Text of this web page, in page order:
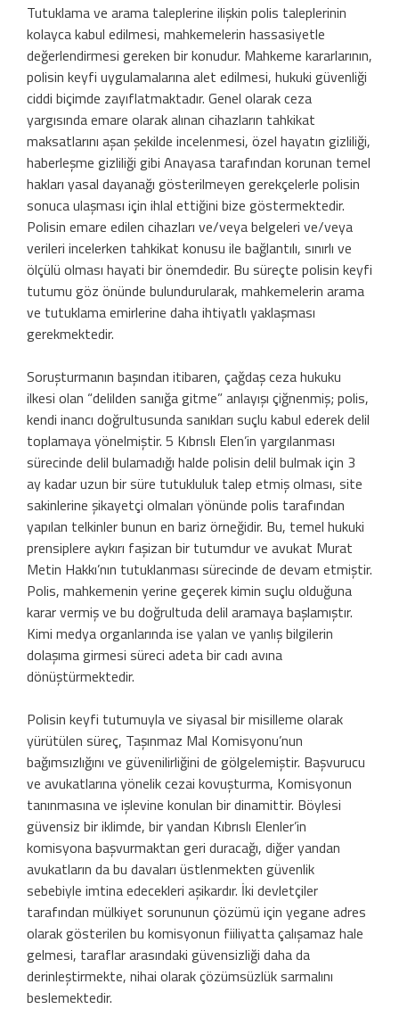
Tutuklama ve arama taleplerine ilişkin polis taleplerinin
kolayca kabul edilmesi, mahkemelerin hassasiyetle
değerlendirmesi gereken bir konudur. Mahkeme kararlarının,
polisin keyfi uygulamalarına alet edilmesi, hukuki güvenliği
ciddi biçimde zayıflatmaktadır. Genel olarak ceza
yargısında emare olarak alınan cihazların tahkikat
maksatlarını aşan şekilde incelenmesi, özel hayatın gizliliği,
haberleşme gizliliği gibi Anayasa tarafından korunan temel
hakları yasal dayanağı gösterilmeyen gerekçelerle polisin
sonuca ulaşması için ihlal ettiğini bize göstermektedir.
Polisin emare edilen cihazları ve/veya belgeleri ve/veya
verileri incelerken tahkikat konusu ile bağlantılı, sınırlı ve
ölçülü olması hayati bir önemdedir. Bu süreçte polisin keyfi
tutumu göz önünde bulundurularak, mahkemelerin arama
ve tutuklama emirlerine daha ihtiyatlı yaklaşması
gerekmektedir.
Soruşturmanın başından itibaren, çağdaş ceza hukuku
ilkesi olan “delilden sanığa gitme” anlayışı çiğnenmiş; polis,
kendi inancı doğrultusunda sanıkları suçlu kabul ederek delil
toplamaya yönelmiştir. 5 Kıbrıslı Elen’in yargılanması
sürecinde delil bulamadığı halde polisin delil bulmak için 3
ay kadar uzun bir süre tutukluluk talep etmiş olması, site
sakinlerine şikayetçi olmaları yönünde polis tarafından
yapılan telkinler bunun en bariz örneğidir. Bu, temel hukuki
prensiplere aykırı faşizan bir tutumdur ve avukat Murat
Metin Hakkı’nın tutuklanması sürecinde de devam etmiştir.
Polis, mahkemenin yerine geçerek kimin suçlu olduğuna
karar vermiş ve bu doğrultuda delil aramaya başlamıştır.
Kimi medya organlarında ise yalan ve yanlış bilgilerin
dolaşıma girmesi süreci adeta bir cadı avına
dönüştürmektedir.
Polisin keyfi tutumuyla ve siyasal bir misilleme olarak
yürütülen süreç, Taşınmaz Mal Komisyonu’nun
bağımsızlığını ve güvenilirliğini de gölgelemiştir. Başvurucu
ve avukatlarına yönelik cezai kovuşturma, Komisyonun
tanınmasına ve işlevine konulan bir dinamittir. Böylesi
güvensiz bir iklimde, bir yandan Kıbrıslı Elenler’in
komisyona başvurmaktan geri duracağı, diğer yandan
avukatların da bu davaları üstlenmekten güvenlik
sebebiyle imtina edecekleri aşikardır. İki devletçiler
tarafından mülkiyet sorununun çözümü için yegane adres
olarak gösterilen bu komisyonun fiiliyatta çalışamaz hale
gelmesi, taraflar arasındaki güvensizliği daha da
derinleştirmekte, nihai olarak çözümsüzlük sarmalını
beslemektedir.